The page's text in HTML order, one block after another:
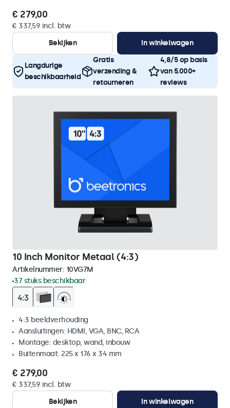
€ 279,00
€ 337,59 incl. btw
Bekijken
In winkelwagen
Langdurige
beschikbaarheid
Gratis
verzending &
retourneren
4,8/5 op basis
van 5.000+
reviews
10 Inch Monitor Metaal (4:3)
Artikelnummer: 10VG7M
37 stuks beschikbaar
4:3 beeldverhouding
Aansluitingen: HDMI, VGA, BNC, RCA
Montage: desktop, wand, inbouw
Buitenmaat: 225 x 176 x 34 mm
€ 279,00
€ 337,59 incl. btw
Bekijken
In winkelwagen